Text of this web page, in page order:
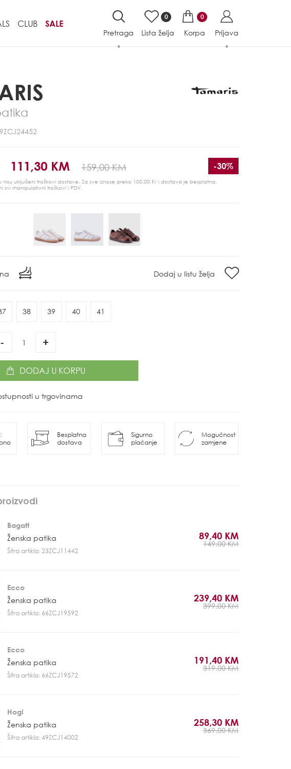
CLUB SALE
Pretraga
0
Lista želja
0
Korpa Prijava
111,30 KM 159,00 KM -30%
uključeni troškovi dostave. Za sve iznose preko 100,00 KM dostava je besplatna.
svi manipulativni troškovi i PDV.
Dodaj u listu želja
38 39 40 41
- +
DODAJ U KORPU
u trgovinama
Besplatna
dostava
Sigurno
plaćanje
Mogućnost
zamjene
Bagatt
Ženska patika
Šifra artikla: 23ZCJ11442
89,40 KM
149,00 KM
Ecco
Ženska patika
Šifra artikla: 66ZCJ19592
239,40 KM
399,00 KM
Ecco
Ženska patika
Šifra artikla: 66ZCJ19572
191,40 KM
319,00 KM
Hogl
Ženska patika
Šifra artikla: 49ZCJ14002
258,30 KM
369,00 KM